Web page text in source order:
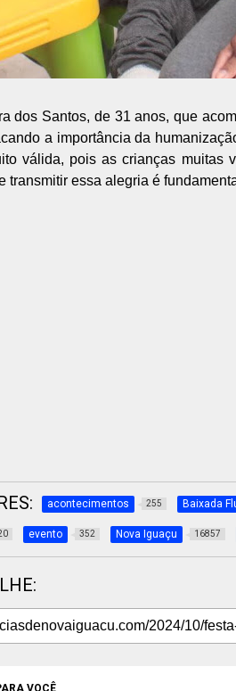
dos Santos, de 31 anos, que
a importância da
válida, pois as crianças muitas
transmitir essa alegria é
acontecimentos 255 Baixada
evento 352 Nova Iguaçu 16857
VOCÊ